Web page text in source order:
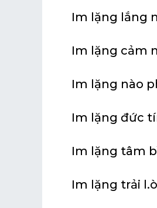
Im lặng lắng
Im lặng cảm
Im lặng nào
Im lặng đức
Im lặng tâm
Im lặng trải